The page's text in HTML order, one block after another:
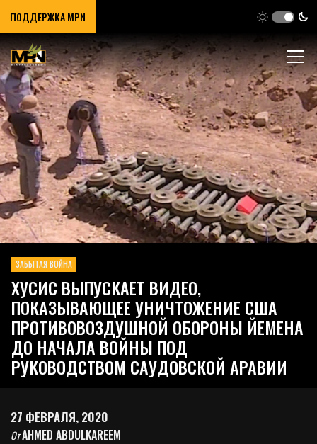
ПОДДЕРЖКА MPN
ЗАБЫТАЯ ВОЙНА
ХУСИС ВЫПУСКАЕТ ВИДЕО,
ПОКАЗЫВАЮЩЕЕ УНИЧТОЖЕНИЕ США
ПРОТИВОВОЗДУШНОЙ ОБОРОНЫ ЙЕМЕНА
ДО НАЧАЛА ВОЙНЫ ПОД
РУКОВОДСТВОМ САУДОВСКОЙ АРАВИИ
27 ФЕВРАЛЯ, 2020
ОтAHMED ABDULKAREEM